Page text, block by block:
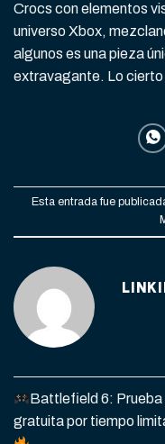
Crocs con elementos
universo Xbox,
algunos es una pieza
extravagante. Lo cierto
Esta entrada fue
Battlefield 6: Prueba
gratuita por tiempo